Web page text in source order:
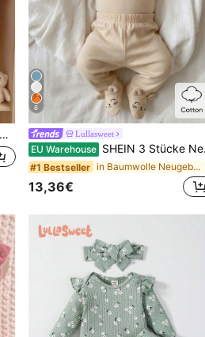
6
Lullasweet
EU Warehouse SHEIN 3 Stücke Neugeborenen Baby Katzen-Gesicht-Muster Langarm-Romper Hose und Mütze Beige Herbst Baumwolle Outfit Neutral
#1 Bestseller in Baumwolle Neugeborenen-Sets
13,36€